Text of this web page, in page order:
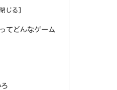
てどんなゲーム